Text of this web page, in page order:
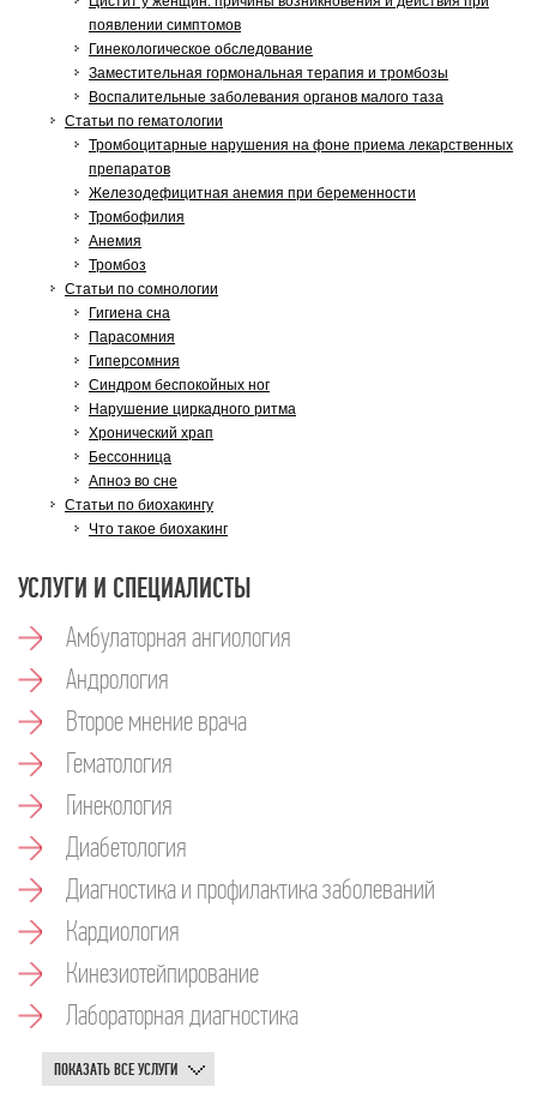
появлении симптомов
Гинекологическое обследование
Заместительная гормональная терапия и тромбозы
Воспалительные заболевания органов малого таза
Статьи по гематологии
Тромбоцитарные нарушения на фоне приема лекарственных
препаратов
Железодефицитная анемия при беременности
Тромбофилия
Анемия
Тромбоз
Статьи по сомнологии
Гигиена сна
Парасомния
Гиперсомния
Синдром беспокойных ног
Нарушение циркадного ритма
Хронический храп
Бессонница
Апноэ во сне
Статьи по биохакингу
Что такое биохакинг
УСЛУГИ И СПЕЦИАЛИСТЫ
Амбулаторная ангиология
Андрология
Второе мнение врача
Гематология
Гинекология
Диабетология
Диагностика и профилактика заболеваний
Кардиология
Кинезиотейпирование
Лабораторная диагностика
ПОКАЗАТЬ ВСЕ УСЛУГИ